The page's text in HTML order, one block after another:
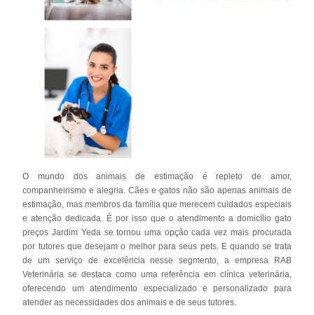
O mundo dos animais de estimação é repleto de amor,
companheirismo e alegria. Cães e gatos não são apenas animais de
estimação, mas membros da família que merecem cuidados especiais
e atenção dedicada. É por isso que o atendimento a domicílio gato
preços Jardim Yeda se tornou uma opção cada vez mais procurada
por tutores que desejam o melhor para seus pets. E quando se trata
de um serviço de excelência nesse segmento, a empresa RAB
Veterinária se destaca como uma referência em clínica veterinária,
oferecendo um atendimento especializado e personalizado para
atender as necessidades dos animais e de seus tutores.